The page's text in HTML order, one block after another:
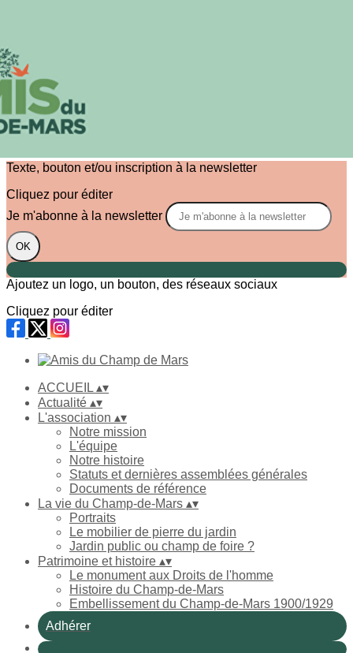
Menu
Images de la page d'accueil
Texte, bouton et/ou inscription à la newsletter
Cliquez pour éditer
Je m'abonne à la newsletter
OK
Ajoutez un logo, un bouton, des réseaux sociaux
Cliquez pour éditer
ACCUEIL ▴▾
Actualité ▴▾
L'association ▴▾
Notre mission
L'équipe
Notre histoire
Statuts et dernières assemblées générales
Documents de référence
La vie du Champ-de-Mars ▴▾
Portraits
Le mobilier de pierre du jardin
Jardin public ou champ de foire ?
Patrimoine et histoire ▴▾
Le monument aux Droits de l'homme
Histoire du Champ-de-Mars
Embellissement du Champ-de-Mars 1900/1929
Adhérer